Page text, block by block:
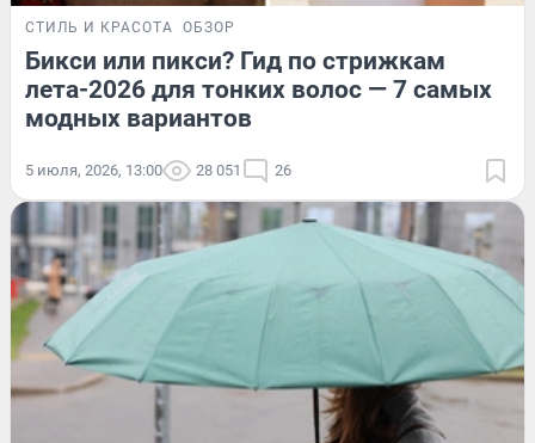
СТИЛЬ И КРАСОТА ОБЗОР
Бикси или пикси? Гид по стрижкам
лета-2026 для тонких волос — 7 самых
модных вариантов
5 июля, 2026, 13:00 28 051 26